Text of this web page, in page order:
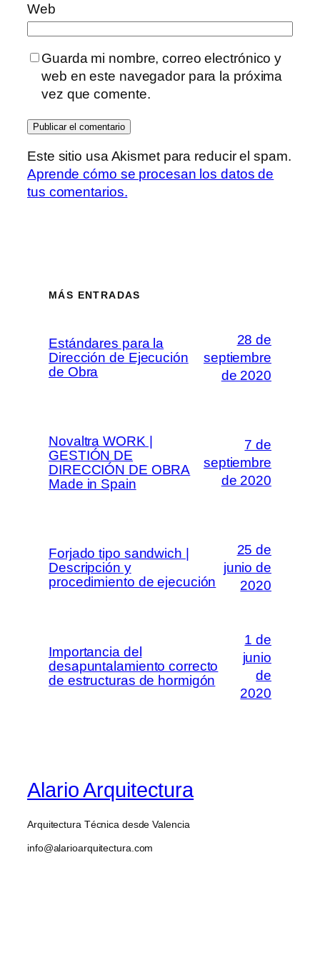
Web
Guarda mi nombre, correo electrónico y
web en este navegador para la próxima
vez que comente.
Este sitio usa Akismet para reducir el spam.
Aprende cómo se procesan los datos de
tus comentarios.
MÁS ENTRADAS
Estándares para la
Dirección de Ejecución
de Obra
28 de
septiembre
de 2020
Novaltra WORK |
GESTIÓN DE
DIRECCIÓN DE OBRA
Made in Spain
7 de
septiembre
de 2020
Forjado tipo sandwich |
Descripción y
procedimiento de ejecución
25 de
junio de
2020
Importancia del
desapuntalamiento correcto
de estructuras de hormigón
1 de
junio
de
2020
Alario Arquitectura
Arquitectura Técnica desde Valencia
info@alarioarquitectura.com